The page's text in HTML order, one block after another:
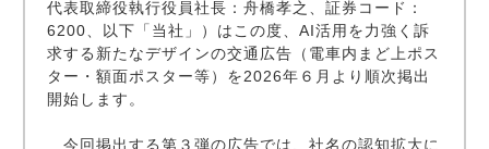
代表取締役執行役員社長：舟橋孝之、証券コード：
6200、以下「当社」）はこの度、AI活用を力強く訴
求する新たなデザインの交通広告（電車内まど上ポス
ター・額面ポスター等）を2026年６月より順次掲出
開始します。
今回掲出する第３弾の広告では、社名の認知拡大に